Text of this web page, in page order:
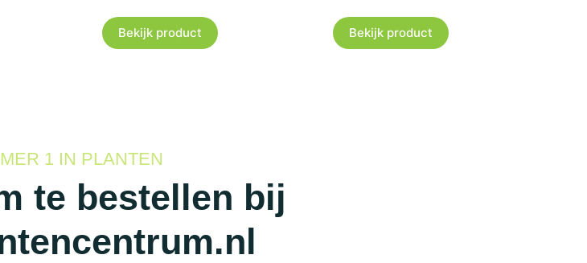
Bekijk product Bekijk product
1 IN PLANTEN
te bestellen bij